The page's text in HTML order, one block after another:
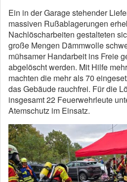
Ein in der Garage stehender
massiven Rußablagerungen
Nachlöscharbeiten gestalteten
große Mengen Dämmwolle
mühsamer Handarbeit ins Freie
abgelöscht werden. Mit Hilfe
machten die mehr als 70
das Gebäude rauchfrei. Für die
insgesamt 22 Feuerwehrleute
Atemschutz im Einsatz.